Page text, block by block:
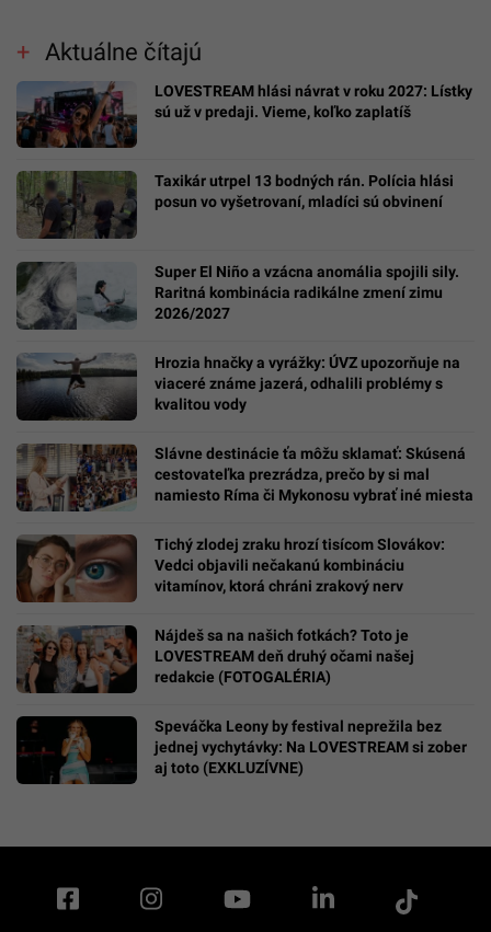
Aktuálne čítajú
LOVESTREAM hlási návrat v roku 2027: Lístky
sú už v predaji. Vieme, koľko zaplatíš
Taxikár utrpel 13 bodných rán. Polícia hlási
posun vo vyšetrovaní, mladíci sú obvinení
Super El Niño a vzácna anomália spojili sily.
Raritná kombinácia radikálne zmení zimu
2026/2027
Hrozia hnačky a vyrážky: ÚVZ upozorňuje na
viaceré známe jazerá, odhalili problémy s
kvalitou vody
Slávne destinácie ťa môžu sklamať: Skúsená
cestovateľka prezrádza, prečo by si mal
namiesto Ríma či Mykonosu vybrať iné miesta
Tichý zlodej zraku hrozí tisícom Slovákov:
Vedci objavili nečakanú kombináciu
vitamínov, ktorá chráni zrakový nerv
Nájdeš sa na našich fotkách? Toto je
LOVESTREAM deň druhý očami našej
redakcie (FOTOGALÉRIA)
Speváčka Leony by festival neprežila bez
jednej vychytávky: Na LOVESTREAM si zober
aj toto (EXKLUZÍVNE)